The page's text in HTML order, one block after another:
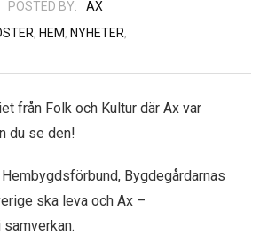
närvaro
POSTED BY:
AX
, HEM, NYHETER,
från Folk och Kultur där Ax var
du se den!
Bygdegårdarnas
ska leva och Ax –